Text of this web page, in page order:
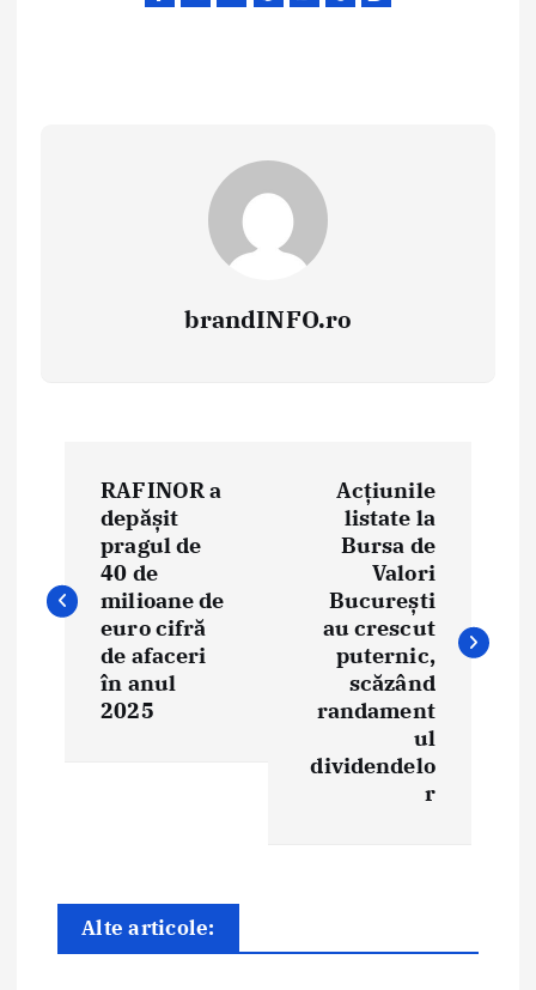
brandINFO.ro
i
n
a
RAFINOR a
depășit
pragul de
40 de
milioane de
euro cifră
de afaceri
în anul
2025
Acțiunile
listate la
Bursa de
Valori
București
au crescut
puternic,
scăzând
randament
ul
dividendelo
r
Alte articole: